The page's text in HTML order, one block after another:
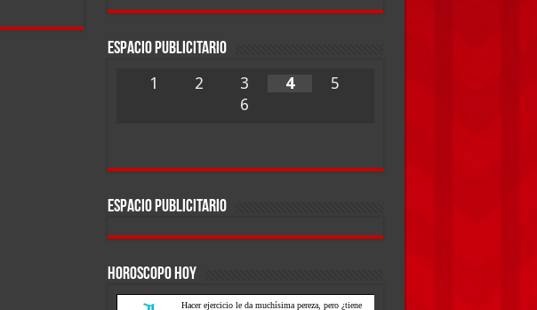
ESPACIO PUBLICITARIO
1 2 3 4
5
6
ESPACIO PUBLICITARIO
HOROSCOPO HOY